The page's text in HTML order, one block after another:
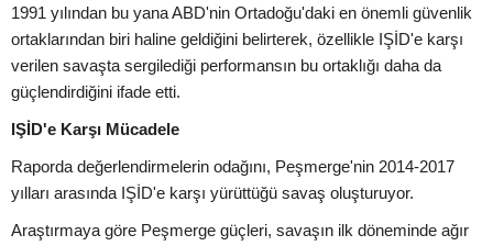
1991 yılından bu yana ABD'nin Ortadoğu'daki en önemli güvenlik
ortaklarından biri haline geldiğini belirterek, özellikle IŞİD'e karşı
verilen savaşta sergilediği performansın bu ortaklığı daha da
güçlendirdiğini ifade etti.
IŞİD'e Karşı Mücadele
Raporda değerlendirmelerin odağını, Peşmerge'nin 2014-2017
yılları arasında IŞİD'e karşı yürüttüğü savaş oluşturuyor.
Araştırmaya göre Peşmerge güçleri, savaşın ilk döneminde ağır